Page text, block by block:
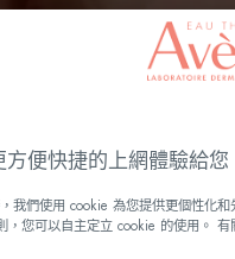
濕疹和銀
便快捷的上網體驗給您
我們使用 cookie 為您提供更個性化
，您可以自主定立 cookie 的使用。